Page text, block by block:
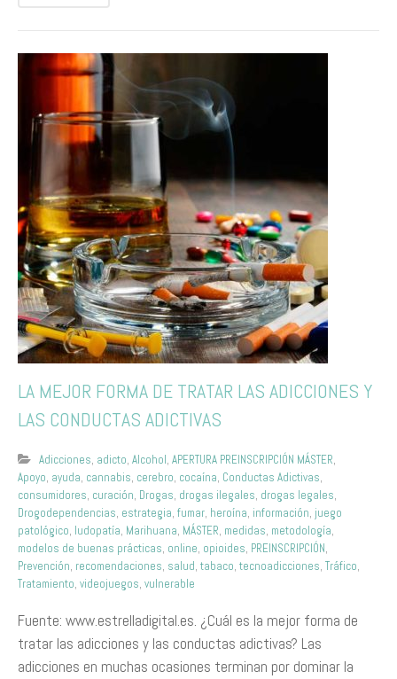
LA MEJOR FORMA DE TRATAR LAS ADICCIONES Y
LAS CONDUCTAS ADICTIVAS
Adicciones, adicto, Alcohol, APERTURA PREINSCRIPCIÓN MÁSTER,
Apoyo, ayuda, cannabis, cerebro, cocaína, Conductas Adictivas,
consumidores, curación, Drogas, drogas ilegales, drogas legales,
Drogodependencias, estrategia, fumar, heroína, información, juego
patológico, ludopatía, Marihuana, MÁSTER, medidas, metodología,
modelos de buenas prácticas, online, opioides, PREINSCRIPCIÓN,
Prevención, recomendaciones, salud, tabaco, tecnoadicciones, Tráfico,
Tratamiento, videojuegos, vulnerable
Fuente: www.estrelladigital.es. ¿Cuál es la mejor forma de
tratar las adicciones y las conductas adictivas? Las
adicciones en muchas ocasiones terminan por dominar la